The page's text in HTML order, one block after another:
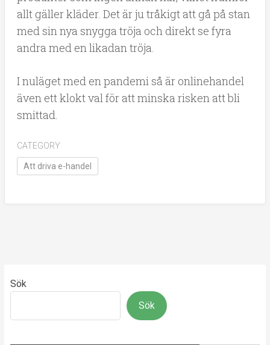
allt gäller kläder. Det är ju tråkigt att gå på stan
med sin nya snygga tröja och direkt se fyra
andra med en likadan tröja.
I nuläget med en pandemi så är onlinehandel
även ett klokt val för att minska risken att bli
smittad.
CATEGORY
Att driva e-handel
Sök
Sök